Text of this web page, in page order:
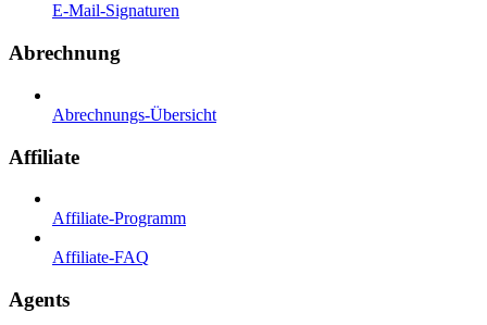
E-Mail-Signaturen
Abrechnung
Abrechnungs-Übersicht
Affiliate
Affiliate-Programm
Affiliate-FAQ
Agents